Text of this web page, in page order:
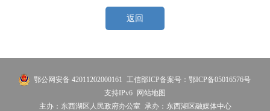
返回
鄂公网安备 42011202000161
工信部ICP备案号：鄂ICP备05016576号
支持IPv6 网站地图
主办：东西湖区人民政府办公室
承办：东西湖区融媒体中心